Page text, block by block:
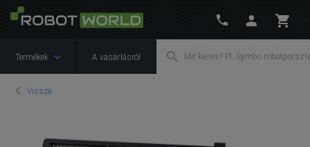
Termékek A vásárlásról
Vissza